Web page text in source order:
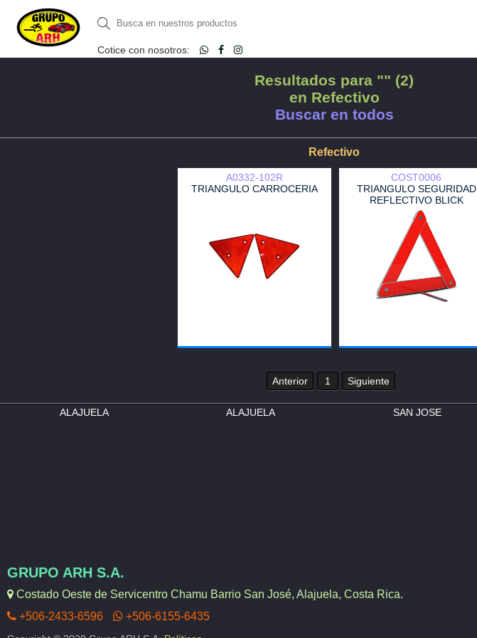
Cotice con nosotros:
Resultados para "" (2)
en Refectivo
Buscar en todos
Refectivo
A0332-102R
TRIANGULO CARROCERIA
COST0006
TRIANGULO SEGURIDAD
REFLECTIVO BLICK
Anterior 1 Siguiente
ALAJUELA ALAJUELA SAN JOSE
GRUPO ARH S.A.
Costado Oeste de Servicentro Chamu Barrio San José, Alajuela, Costa Rica.
+506-2433-6596
+506-6155-6435